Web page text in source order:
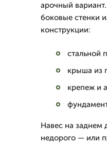
арочный
боковые стенки
конструкции:
стальной
крыша из
крепеж и
Навес на заднем
недорого — или